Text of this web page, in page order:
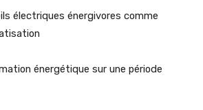
électriques énergivores comme
énergétique sur une période